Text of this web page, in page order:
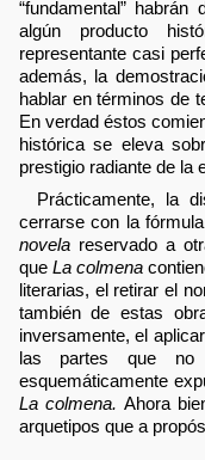
“fundamental”
algún producto
representante casi
además, la
hablar en términos de
En verdad éstos
histórica se eleva
prestigio radiante de la
Prácticamente, la
cerrarse con la
novelareservado a
que La colmena
literarias, el retirar el
también de estas
inversamente, el
las partes que
esquemáticamente
La colmena. Ahora
arquetipos que a